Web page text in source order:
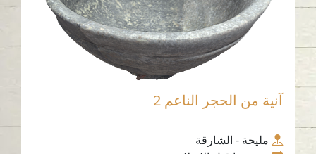
آنية من الحجر الناعم 2
مليحة - الشارقة